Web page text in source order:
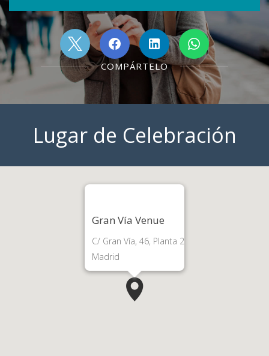
COMPÁRTELO
Lugar de Celebración
Gran Vía Venue
C/ Gran Vía, 46, Planta 2
Madrid